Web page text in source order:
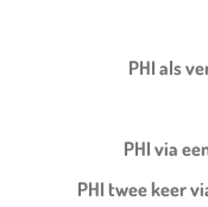
PHI als
PHI via
PHI twee keer